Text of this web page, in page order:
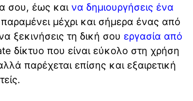
σου, έως και να δημιουργήσεις ένα
μέχρι και σήμερα ένας από
ξεκινήσεις τη δική σου εργασία από
δίκτυο που είναι εύκολο στη χρήση
παρέχεται επίσης και εξαιρετική